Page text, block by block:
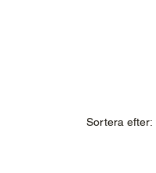
Sortera efter: